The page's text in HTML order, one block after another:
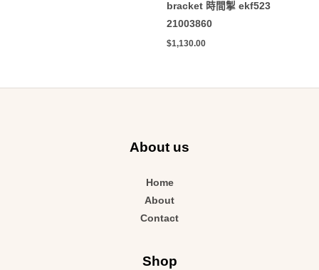
bracket 時間掣 ekf523
21003860
$1,130.00
About us
Home
About
Contact
Shop